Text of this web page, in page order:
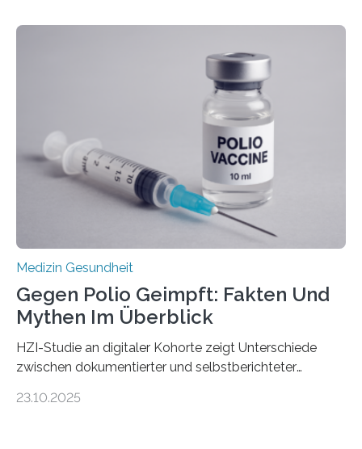
Dringend benötigt werden zielgerichtete Therapien, die
nur Tumorschwachstellen angreifen und normales
Gewebe verschonen. Forschende um Daniel Merk vom
Hertie-Institut für klinische Hirnforschung am
Universitätsklinikum Tübingen haben eine solche
Schwachstelle im Erbgut einer Untergruppe des
Medulloblastoms gefunden. Die Wilhelm Sander-
Stiftung unterstützte das Projekt…
Medizin Gesundheit
Gegen Polio Geimpft: Fakten Und
Mythen Im Überblick
HZI-Studie an digitaler Kohorte zeigt Unterschiede
zwischen dokumentierter und selbstberichteter
Kinderlähmung, ist eine ansteckende Krankheit, die
23.10.2025